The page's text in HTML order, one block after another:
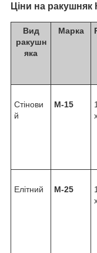
Ціни на ракушняк
Вид
ракушн
яка
Марка
Стінови
й
М-15
Елітний М-25